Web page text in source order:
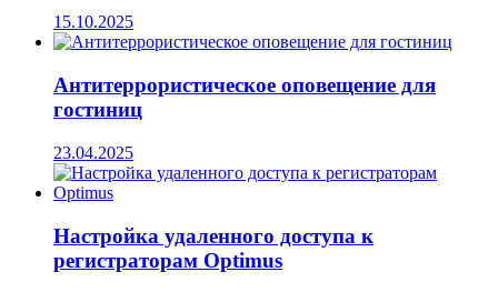
15.10.2025
Антитеррористическое оповещение для
гостиниц
23.04.2025
Настройка удаленного доступа к
регистраторам Optimus